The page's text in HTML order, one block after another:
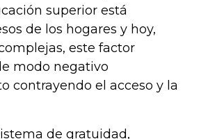
superior está
de los hogares y hoy,
este factor
modo negativo
contrayendo el acceso y la
de gratuidad,